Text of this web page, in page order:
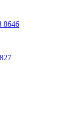
8646